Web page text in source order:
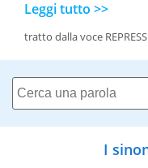
Leggi tutto >>
tratto dalla voce
I